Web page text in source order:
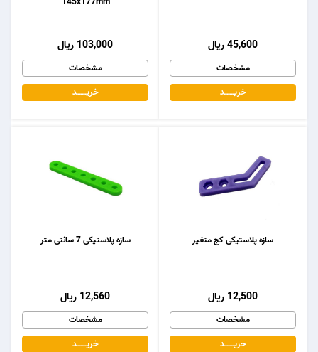
103,000 ریال
مشخصات
خریـــــــد
45,600 ریال
مشخصات
خریـــــــد
سازه پلاستیکی 7 سانتی متر
12,560 ریال
مشخصات
خریـــــــد
سازه پلاستیکی کج متغیر
12,500 ریال
مشخصات
خریـــــــد